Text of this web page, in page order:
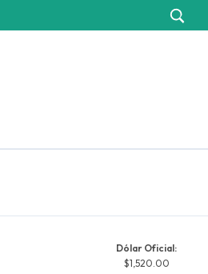
Dólar Oficial:
$1,520.00